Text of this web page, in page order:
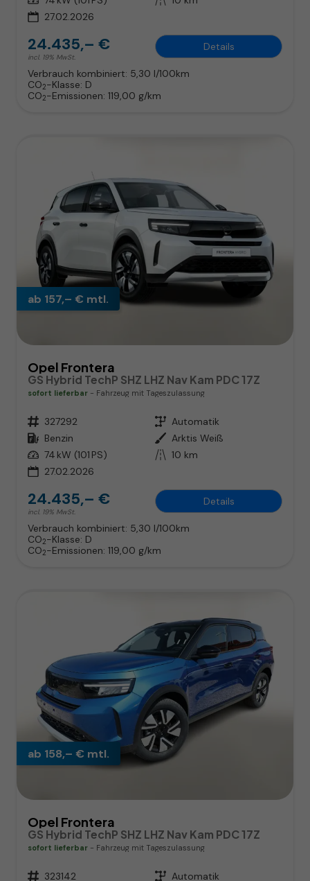
27.02.2026
24.435,– €
incl. 19% MwSt.
Details
Verbrauch kombiniert: 5,30 l/100km
CO2-Klasse: D
CO2-Emissionen: 119,00 g/km
ab 157,– € mtl.
Opel Frontera
GS Hybrid TechP SHZ LHZ Nav Kam PDC 17Z
sofort lieferbar Fahrzeug mit Tageszulassung
Fahrzeugnr. 327292 Getriebe Automatik
Kraftstoff Benzin Außenfarbe Arktis Weiß
Leistung 74 kW (101 PS) Kilometerstand 10 km
27.02.2026
24.435,– €
incl. 19% MwSt.
Details
Verbrauch kombiniert: 5,30 l/100km
CO2-Klasse: D
CO2-Emissionen: 119,00 g/km
ab 158,– € mtl.
Opel Frontera
GS Hybrid TechP SHZ LHZ Nav Kam PDC 17Z
sofort lieferbar Fahrzeug mit Tageszulassung
Fahrzeugnr. 323142 Getriebe Automatik